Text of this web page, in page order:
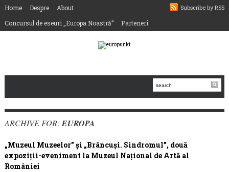
Subscribe by RSS
Home Despre
About
Concursul de eseuri „Europa Noastră”
Parteneri
ARCHIVE FOR: EUROPA
„Muzeul Muzeelor” și „Brâncuși. Sindromul”, două
expoziții-eveniment la Muzeul Național de Artă al
României